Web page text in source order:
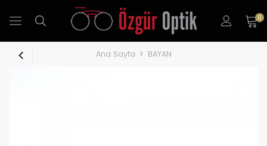
0
Ana Sayfa BAYAN